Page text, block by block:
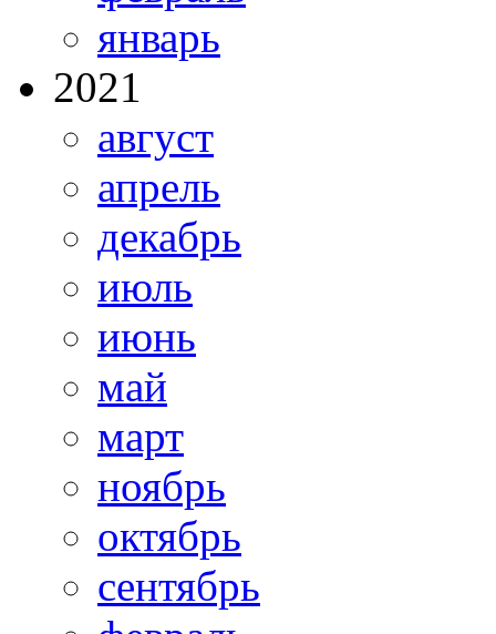
январь
2021
август
апрель
декабрь
июль
июнь
май
март
ноябрь
октябрь
сентябрь